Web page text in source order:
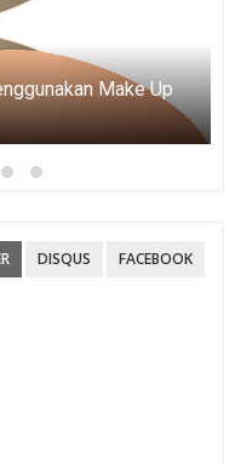
Make Up
DISQUS FACEBOOK